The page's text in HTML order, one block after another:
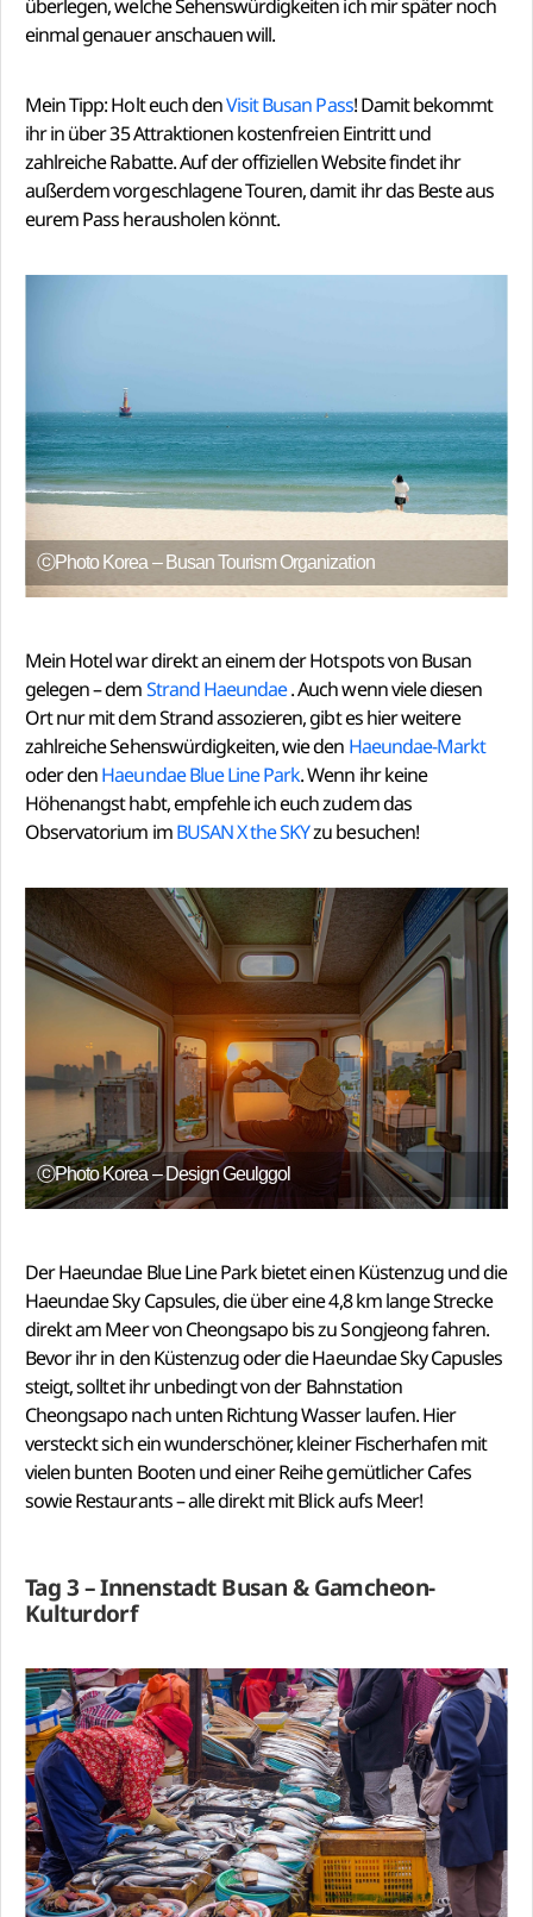
überlegen, welche Sehenswürdigkeiten ich mir später noch
einmal genauer anschauen will.
Mein Tipp: Holt euch denVisit Busan Pass! Damit bekommt
ihr in über 35 Attraktionen kostenfreien Eintritt und
zahlreiche Rabatte. Auf der offiziellen Website findet ihr
außerdem vorgeschlagene Touren, damit ihr das Beste aus
eurem Pass herausholen könnt.
ⓒPhoto Korea – Busan Tourism Organization
Mein Hotel war direkt an einem der Hotspots von Busan
gelegen – demStrand Haeundae. Auch wenn viele diesen
Ort nur mit dem Strand assozieren, gibt es hier weitere
zahlreiche Sehenswürdigkeiten, wie den Haeundae-Markt
oder denHaeundae Blue Line Park. Wenn ihr keine
Höhenangst habt, empfehle ich euch zudem das
Observatorium imBUSAN X the SKYzu besuchen!
ⓒPhoto Korea – Design Geulggol
Der Haeundae Blue Line Park bietet einen Küstenzug und die
Haeundae Sky Capsules, die über eine 4,8 km lange Strecke
direkt am Meer von Cheongsapo bis zu Songjeong fahren.
Bevor ihr in den Küstenzug oder die Haeundae Sky Capusles
steigt, solltet ihr unbedingt von der Bahnstation
Cheongsapo nach unten Richtung Wasser laufen. Hier
versteckt sich ein wunderschöner, kleiner Fischerhafen mit
vielen bunten Booten und einer Reihe gemütlicher Cafes
sowie Restaurants – alle direkt mit Blick aufs Meer!
Tag 3 – Innenstadt Busan & Gamcheon-
Kulturdorf